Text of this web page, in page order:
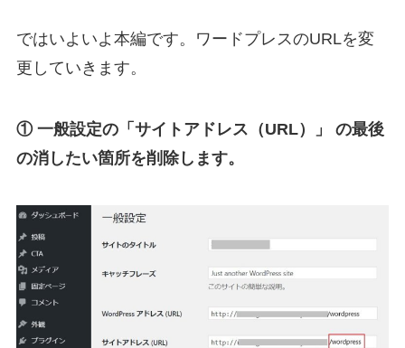
ではいよいよ本編です。ワードプレスのURLを変
更していきます。
① 一般設定の「サイトアドレス（URL）」 の最後
の消したい箇所を削除します。